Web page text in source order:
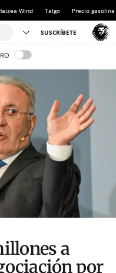
Wind Talgo Precio gasolina
a
por